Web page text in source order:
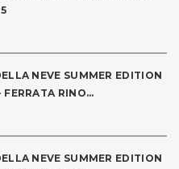
NEVE SUMMER EDITION
RINO...
NEVE SUMMER EDITION